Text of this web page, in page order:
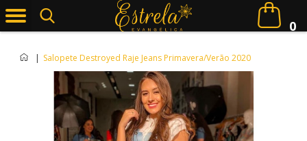
0
| Salopete Destroyed Raje Jeans Primavera/Verão 2020